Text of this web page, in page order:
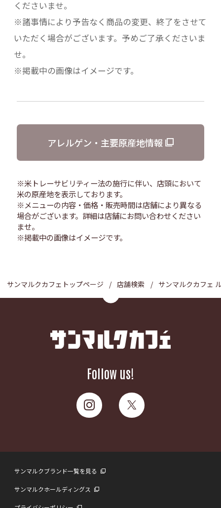
くださいませ。
※諸事情により予告なく商品の変更、終了をさせて
いただく場合がございます。予めご了承くださいま
せ。
※掲載中の画像はイメージです。
アレルゲン・主要原産地情報
※米トレーサビリティー法の施行に伴い、店頭において
米の原産地を表示しております。
※メニューの内容・価格・販売時間は店舗により異なる
場合がございます。詳細は店舗にお問い合わせください
ませ。
※掲載中の画像はイメージです。
サンマルクカフェトップページ 店舗検索 サンマルクカフェ
Follow us!
サンマルクブランド一覧を見る
サンマルクホールディングス